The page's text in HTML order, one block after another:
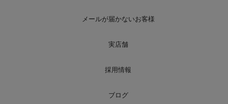
メールが届かないお客様
実店舗
採用情報
ブログ